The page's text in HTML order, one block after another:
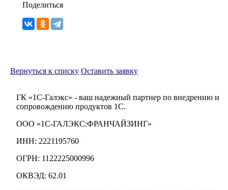
Поделиться
Вернуться к списку Оставить заявку
ГК «1С-Галэкс» - ваш надежный партнер по внедрению и
сопровождению продуктов 1С.
ООО «1С-ГАЛЭКС:ФРАНЧАЙЗИНГ»
ИНН: 2221195760
ОГРН: 1122225000996
ОКВЭД: 62.01